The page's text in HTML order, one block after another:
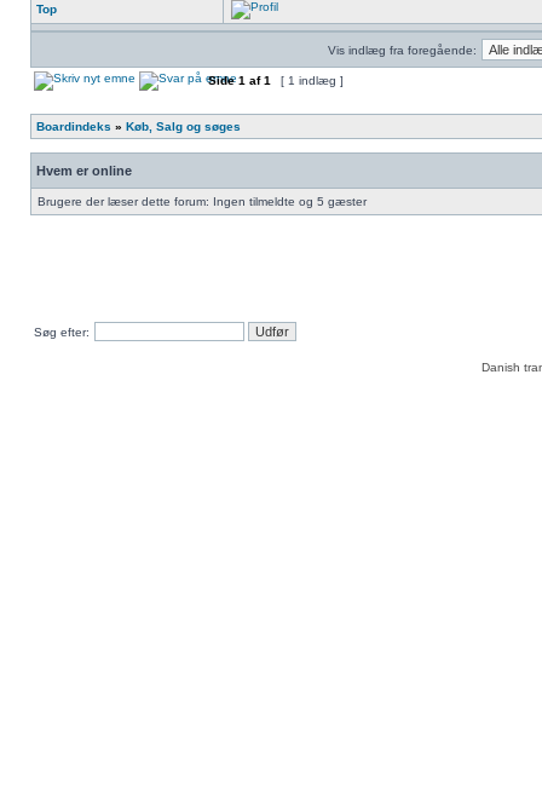
Top
Vis indlæg fra foregående:
Side1 af1 [ 1 indlæg ]
Boardindeks » Køb, Salg og søges
Hvem er online
Brugere der læser dette forum: Ingen tilmeldte og 5 gæster
Søg efter:
Danish